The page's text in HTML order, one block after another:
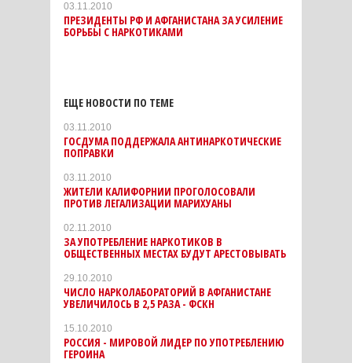
03.11.2010
ПРЕЗИДЕНТЫ РФ И АФГАНИСТАНА ЗА УСИЛЕНИЕ
БОРЬБЫ С НАРКОТИКАМИ
ЕЩЕ НОВОСТИ ПО ТЕМЕ
03.11.2010
ГОСДУМА ПОДДЕРЖАЛА АНТИНАРКОТИЧЕСКИЕ
ПОПРАВКИ
03.11.2010
ЖИТЕЛИ КАЛИФОРНИИ ПРОГОЛОСОВАЛИ
ПРОТИВ ЛЕГАЛИЗАЦИИ МАРИХУАНЫ
02.11.2010
ЗА УПОТРЕБЛЕНИЕ НАРКОТИКОВ В
ОБЩЕСТВЕННЫХ МЕСТАХ БУДУТ АРЕСТОВЫВАТЬ
29.10.2010
ЧИСЛО НАРКОЛАБОРАТОРИЙ В АФГАНИСТАНЕ
УВЕЛИЧИЛОСЬ В 2,5 РАЗА - ФСКН
15.10.2010
РОССИЯ - МИРОВОЙ ЛИДЕР ПО УПОТРЕБЛЕНИЮ
ГЕРОИНА